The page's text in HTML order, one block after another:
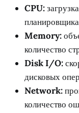
CPU:
Memory:
количество
Disk I/O:
дисковых
Network:
количество